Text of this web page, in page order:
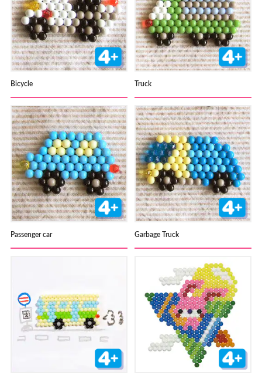
Bicycle Truck
Passenger car Garbage Truck